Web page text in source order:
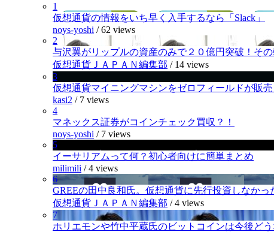
1
仮想通貨の情報をいち早く入手するなら「Slack」
noys-yoshi /62 views
2
与沢翼がリップルの資産のみで２０億円突破！その
仮想通貨ＪＡＰＡＮ編集部 / 14 views
3
仮想通貨マイニングマシンをゼロフィールドが販売
kasi2 / 7 views
4
マネックス証券がコインチェック買収？！
noys-yoshi / 7 views
5
イーサリアムって何？初心者向けに簡単まとめ
milimili /4 views
6
GREEの田中良和氏。仮想通貨に先行投資しなかっ
仮想通貨ＪＡＰＡＮ編集部 /4 views
7
ホリエモンや竹中平蔵氏のビットコインは今後どう